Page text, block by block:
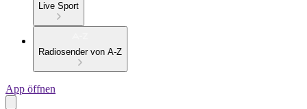
Live Sport
Radiosender von A-Z
App öffnen